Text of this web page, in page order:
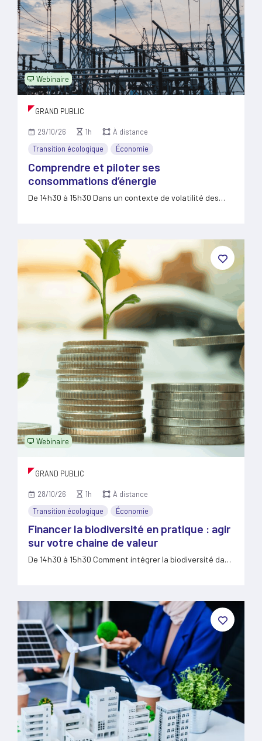
Webinaire
GRAND PUBLIC
29/10/26 1h
À distance
Transition écologique
Économie
Comprendre et piloter ses
consommations d’énergie
De 14h30 à 15h30 Dans un contexte de volatilité des…
Webinaire
GRAND PUBLIC
28/10/26 1h
À distance
Transition écologique
Économie
Financer la biodiversité en pratique : agir
sur votre chaine de valeur
De 14h30 à 15h30 Comment intégrer la biodiversité dans